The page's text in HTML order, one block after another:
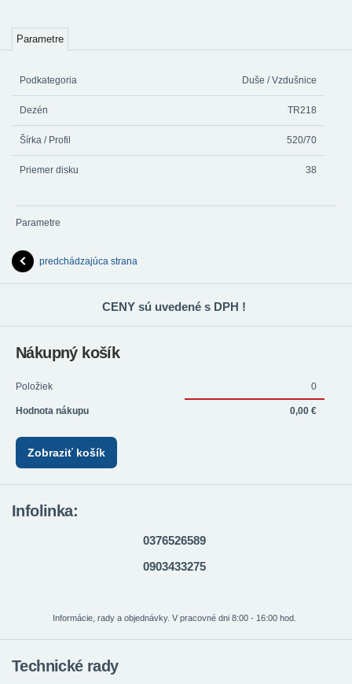
Parametre
Podkategoria Duše / Vzdušnice
Dezén TR218
Šírka / Profil 520/70
Priemer disku 38
Parametre
predchádzajúca strana
CENY sú uvedené s DPH !
Nákupný košík
Položiek 0
Hodnota nákupu 0,00 €
Zobraziť košík
Infolinka:
0376526589
0903433275
Informácie, rady a objednávky. V pracovné dni 8:00 - 16:00 hod.
Technické rady